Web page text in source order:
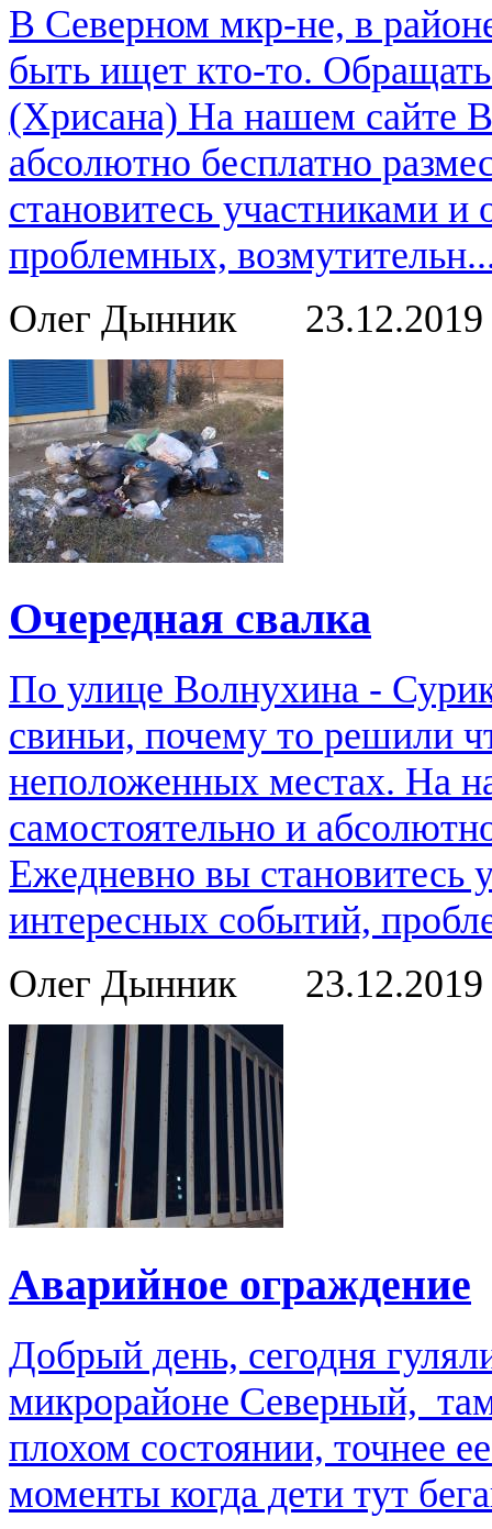
В Северном мкр-не, в
быть ищет кто-то.
(Хрисана) На нашем сайте
абсолютно бесплатно
становитесь участниками
проблемных,
Олег Дынник
23.12.2019
Очередная свалка
По улице Волнухина -
свиньи, почему то решили
неположенных местах. На
самостоятельно и
Ежедневно вы становитесь
интересных событий,
Олег Дынник
23.12.2019
Аварийное ограждение
Добрый день, сегодня
микрорайоне Северный,
плохом состоянии, точнее
моменты когда дети тут